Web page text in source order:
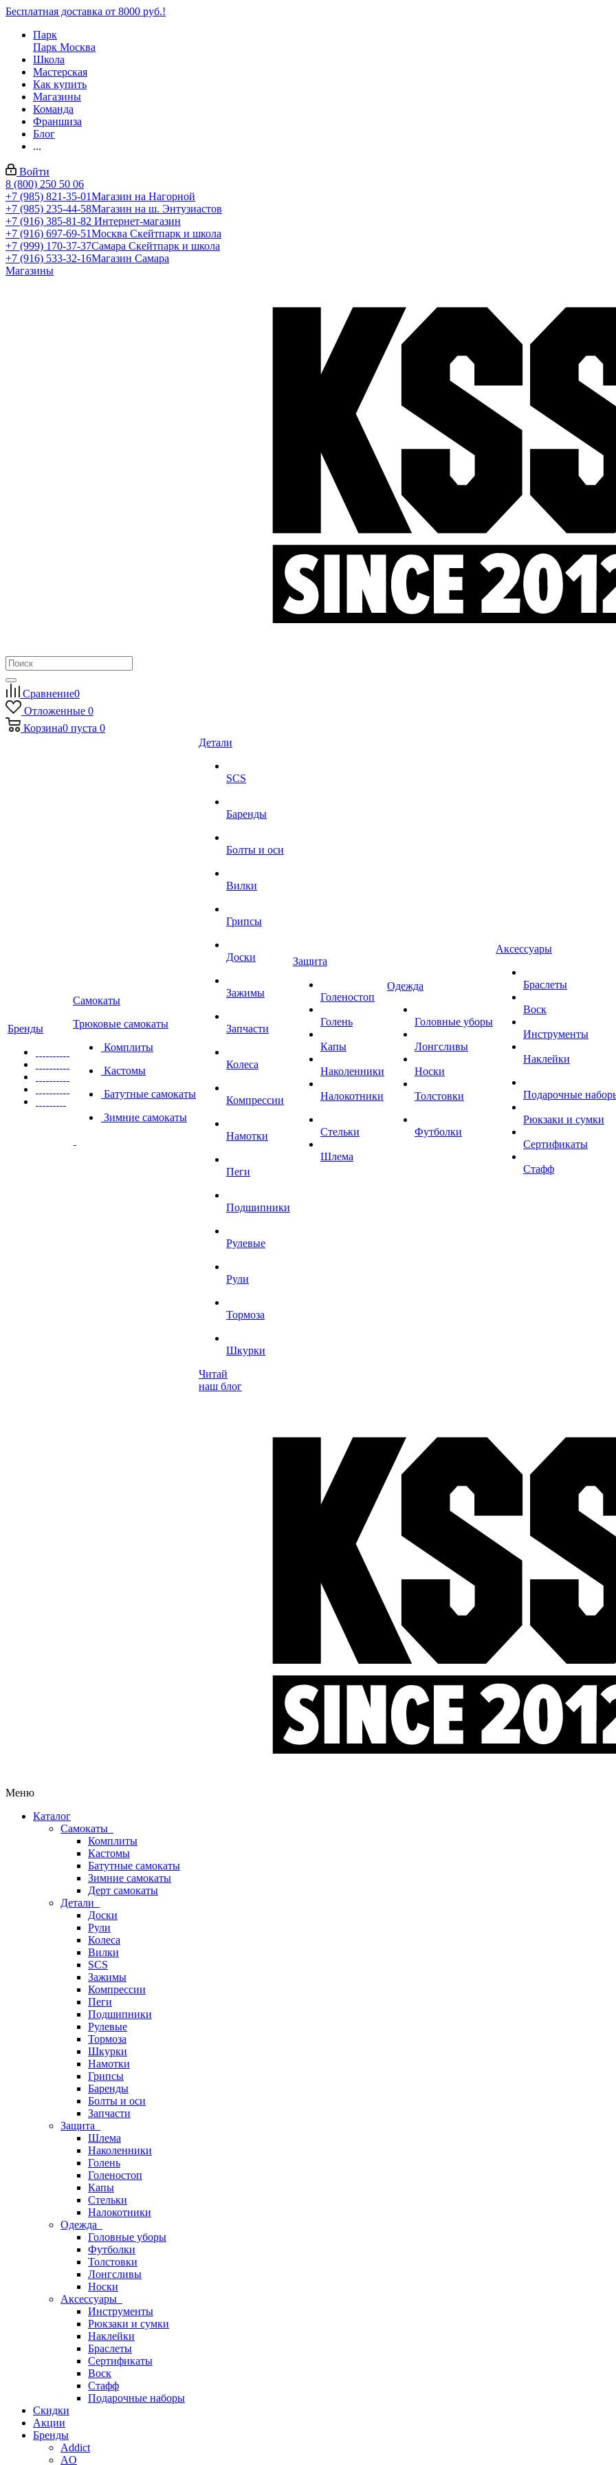
Бесплатная доставка от 8000 руб.!
Парк
Парк Москва
Школа
Мастерская
Как купить
Магазины
Команда
Франшиза
Блог
...
Войти
8 (800) 250 50 06
+7 (985) 821-35-01Магазин на Нагорной
+7 (985) 235-44-58Магазин на ш. Энтузиастов
+7 (916) 385-81-82 Интернет-магазин
+7 (916) 697-69-51Москва Скейтпарк и школа
+7 (999) 170-37-37Самара Скейтпарк и школа
+7 (916) 533-32-16Магазин Самара
Магазины
Сравнение0
Отложенные 0
Корзина0 пуста 0
Бренды
Самокаты
Трюковые самокаты
Комплиты
Кастомы
Батутные самокаты
Зимние самокаты
Детали
SCS
Баренды
Болты и оси
Вилки
Грипсы
Доски
Зажимы
Запчасти
Колеса
Компрессии
Намотки
Пеги
Подшипники
Рулевые
Рули
Тормоза
Шкурки
Читай
наш блог
Защита
Голеностоп
Голень
Капы
Наколенники
Налокотники
Стельки
Шлема
Одежда
Головные уборы
Лонгсливы
Носки
Толстовки
Футболки
Аксессуары
Браслеты
Воск
Инструменты
Наклейки
Подарочные
Рюкзаки и сумки
Сертификаты
Стафф
Меню
Каталог
Самокаты
Комплиты
Кастомы
Батутные самокаты
Зимние самокаты
Дерт самокаты
Детали
Доски
Рули
Колеса
Вилки
SCS
Зажимы
Компрессии
Пеги
Подшипники
Рулевые
Тормоза
Шкурки
Намотки
Грипсы
Баренды
Болты и оси
Запчасти
Защита
Шлема
Наколенники
Голень
Голеностоп
Капы
Стельки
Налокотники
Одежда
Головные уборы
Футболки
Толстовки
Лонгсливы
Носки
Аксессуары
Инструменты
Рюкзаки и сумки
Наклейки
Браслеты
Сертификаты
Воск
Стафф
Подарочные наборы
Скидки
Акции
Бренды
Addict
AO